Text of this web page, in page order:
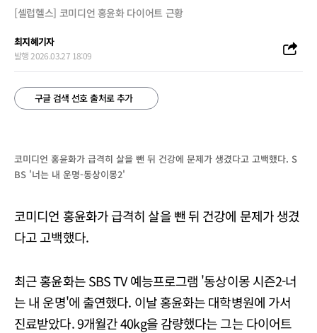
[셀럽헬스] 코미디언 홍윤화 다이어트 근황
최지혜기자
발행 2026.03.27 18:09
구글 검색 선호 출처로 추가
코미디언 홍윤화가 급격히 살을 뺀 뒤 건강에 문제가 생겼다고 고백했다. S
BS '너는 내 운명-동상이몽2'
코미디언 홍윤화가 급격히 살을 뺀 뒤 건강에 문제가 생겼
다고 고백했다.
최근 홍윤화는 SBS TV 예능프로그램 '동상이몽 시즌2-너
는 내 운명'에 출연했다. 이날 홍윤화는 대학병원에 가서
진료받았다. 9개월간 40kg을 감량했다는 그는 다이어트